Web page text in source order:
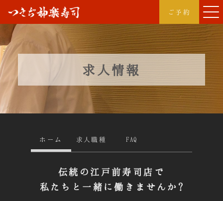
ご予約
求人情報
ホーム 求人職種 FAQ
伝統の江戸前寿司店で
私たちと一緒に働きませんか?